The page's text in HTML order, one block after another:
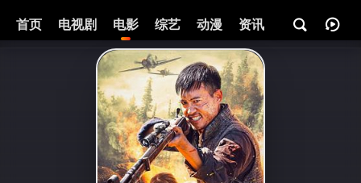
首页 电视剧 电影 综艺 动漫 资讯